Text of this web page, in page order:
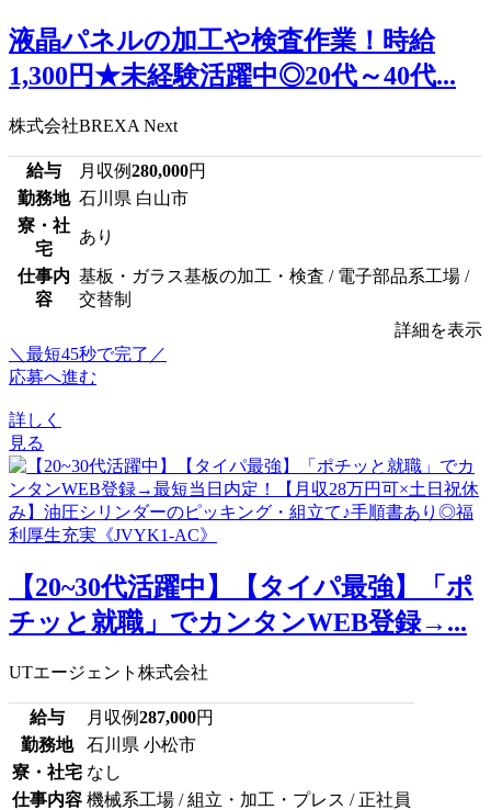
液晶パネルの加工や検査作業！時給
1,300円★未経験活躍中◎20代～40代...
株式会社BREXA Next
給与 月収例280,000円
勤務地 石川県 白山市
寮・社
宅
あり
仕事内
容
基板・ガラス基板の加工・検査 / 電子部品系工場 /
交替制
詳細を表示
＼最短45秒で完了／
応募へ進む
詳しく
見る
【20~30代活躍中】【タイパ最強】「ポ
チッと就職」でカンタンWEB登録→...
UTエージェント株式会社
給与 月収例287,000円
勤務地
石川県 小松市
寮・社宅 なし
仕事内容 機械系工場 / 組立・加工・プレス / 正社員